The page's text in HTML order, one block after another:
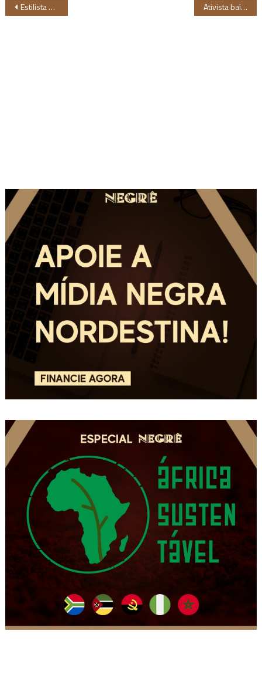
Navegação
Estilista baiana Silla Filgueira participa da Casa de Criadores e lança nova coleção Ativista baiana representará o Brasil na Women Deliver em Ruanda